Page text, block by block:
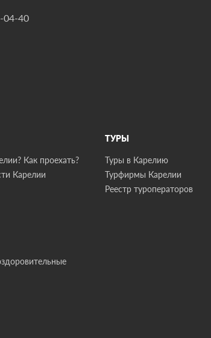
04-40
Как проехать?
Карелии
ТУРЫ
Туры в Карелию
Турфирмы Карелии
Реестр туроператоров